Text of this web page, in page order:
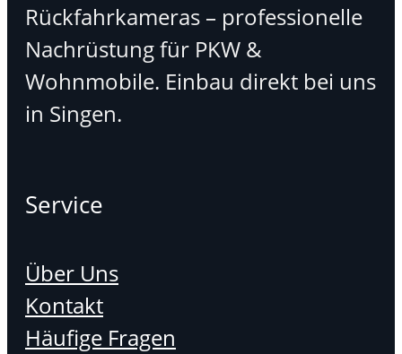
Rückfahrkameras – professionelle
Nachrüstung für PKW &
Wohnmobile. Einbau direkt bei uns
in Singen.
Service
Über Uns
Kontakt
Häufige Fragen